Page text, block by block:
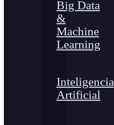
Big Data
&
Machine
Learning
Inteligencia
Artificial